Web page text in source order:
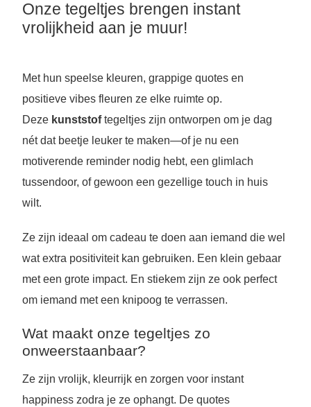
Onze tegeltjes brengen instant
vrolijkheid aan je muur!
Met hun speelse kleuren, grappige quotes en
positieve vibes fleuren ze elke ruimte op.
Deze kunststoftegeltjes zijn ontworpen om je dag
nét dat beetje leuker te maken—of je nu een
motiverende reminder nodig hebt, een glimlach
tussendoor, of gewoon een gezellige touch in huis
wilt.
Ze zijn ideaal om cadeau te doen aan iemand die wel
wat extra positiviteit kan gebruiken. Een klein gebaar
met een grote impact. En stiekem zijn ze ook perfect
om iemand met een knipoog te verrassen.
Wat maakt onze tegeltjes zo
onweerstaanbaar?
Ze zijn vrolijk, kleurrijk en zorgen voor instant
happiness zodra je ze ophangt. De quotes